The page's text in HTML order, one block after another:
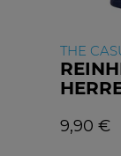
THE
9,90 €